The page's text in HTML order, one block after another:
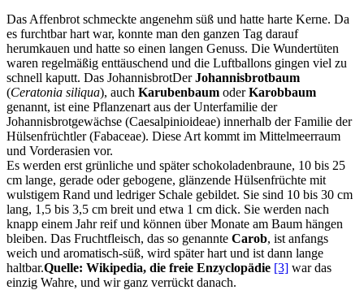
Das Affenbrot schmeckte angenehm süß und hatte harte Kerne. Da
es furchtbar hart war, konnte man den ganzen Tag darauf
herumkauen und hatte so einen langen Genuss. Die Wundertüten
waren regelmäßig enttäuschend und die Luftballons gingen viel zu
schnell kaputt. Das JohannisbrotDerJohannisbrotbaum
(Ceratonia siliqua), auch Karubenbaum oderKarobbaum
genannt, ist eine Pflanzenart aus der Unterfamilie der
Johannisbrotgewächse (Caesalpinioideae) innerhalb der Familie der
Hülsenfrüchtler (Fabaceae). Diese Art kommt im Mittelmeerraum
und Vorderasien vor.
Es werden erst grünliche und später schokoladenbraune, 10 bis 25
cm lange, gerade oder gebogene, glänzende Hülsenfrüchte mit
wulstigem Rand und ledriger Schale gebildet. Sie sind 10 bis 30 cm
lang, 1,5 bis 3,5 cm breit und etwa 1 cm dick. Sie werden nach
knapp einem Jahr reif und können über Monate am Baum hängen
bleiben. Das Fruchtfleisch, das so genannte Carob, ist anfangs
weich und aromatisch-süß, wird später hart und ist dann lange
haltbar.Quelle: Wikipedia, die freie Enzyclopädie [3] war das
einzig Wahre, und wir ganz verrückt danach.